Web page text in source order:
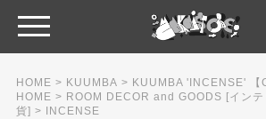
HOME > KUUMBA > KUUMBA 'INCENSE'
HOME > ROOM DECOR and GOODS [インテ
貨] > INCENSE